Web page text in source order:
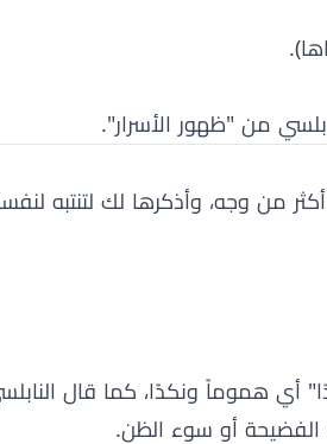
من "ظهور الأسرار".
من وجه، وأذكرها لك لتنتبه
هموماً ونكدًا، كما قال
الفضيحة أو سوء الظن.